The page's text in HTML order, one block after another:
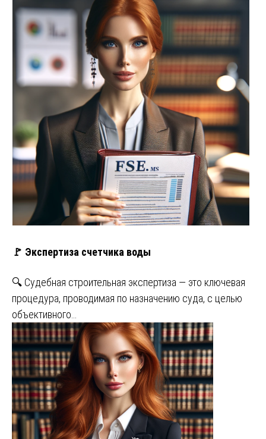
🚩 Экспертиза счетчика воды
🔍 Судебная строительная экспертиза — это ключевая
процедура, проводимая по назначению суда, с целью
объективного…